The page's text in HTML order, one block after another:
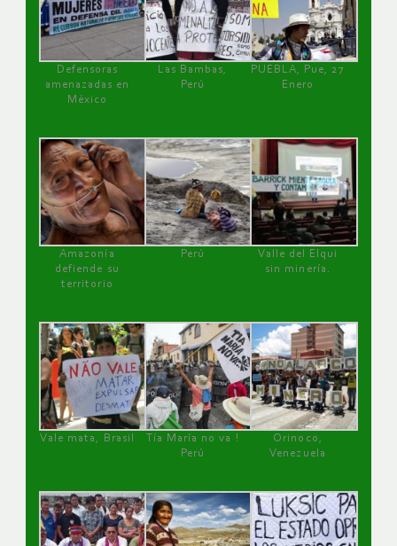
Defensoras
amenazadas en
México
Las Bambas,
Perú
PUEBLA, Pue, 27
Enero
Amazonía
defiende su
territorio
Perú
Valle del Elqui
sin minería.
Vale mata, Brasil
Tía María no va !
Perú
Orinoco,
Venezuela